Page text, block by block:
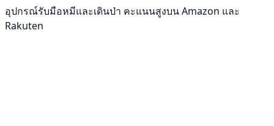
อุปกรณ์รับมือหมีและเดินป่า คะแนนสูงบน Amazon และ
Rakuten